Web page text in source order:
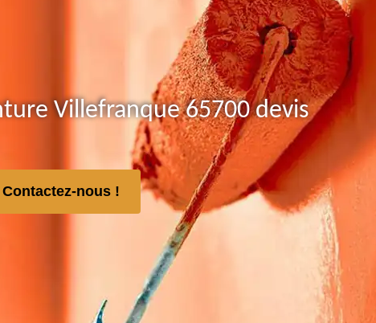
Villefranque 65700 devis
Contactez-nous !